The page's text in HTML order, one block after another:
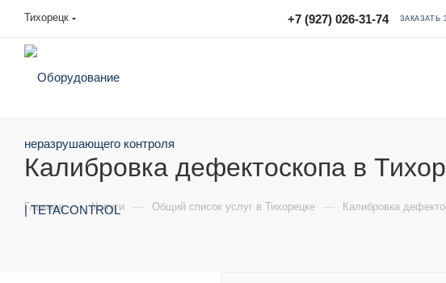
Тихорецк +7 (927) 026-31-74 ЗАКАЗАТЬ
Калибровка дефектоскопа в
Главная — Услуги — Общий список услуг в Тихорецке — Калибровка